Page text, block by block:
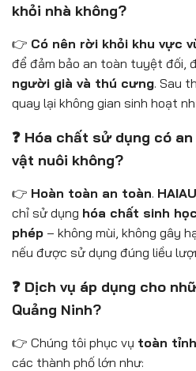
khỏi nhà không?
👉 Có nên rời khỏi khu vực
để đảm bảo an toàn tuyệt đối,
người già và thú cưng. Sau
quay lại không gian sinh hoạt
❓ Hóa chất sử dụng có
vật nuôi không?
👉 Hoàn toàn an toàn.
chỉ sử dụng hóa chất sinh
phép – không mùi, không gây
nếu được sử dụng đúng liều
❓ Dịch vụ áp dụng cho
Quảng Ninh?
👉 Chúng tôi phục vụ toàn
các thành phố lớn như: